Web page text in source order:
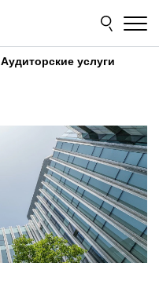
Аудиторские услуги